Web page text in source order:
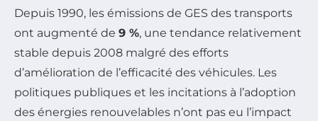
Depuis 1990, les émissions de GES des transports
ont augmenté de 9 %, une tendance relativement
stable depuis 2008 malgré des efforts
d’amélioration de l’efficacité des véhicules. Les
politiques publiques et les incitations à l’adoption
des énergies renouvelables n’ont pas eu l’impact